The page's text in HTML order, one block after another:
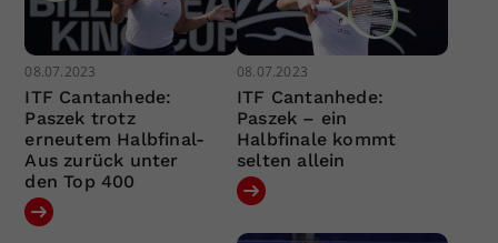
08.07.2023
ITF Cantanhede:
Paszek trotz
erneutem Halbfinal-
Aus zurück unter
den Top 400
08.07.2023
ITF Cantanhede:
Paszek – ein
Halbfinale kommt
selten allein